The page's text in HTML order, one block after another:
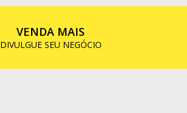
VENDA MAIS
DIVULGUE SEU NEGÓCIO